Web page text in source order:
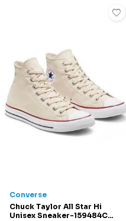
Converse
Chuck Taylor All Star Hi
Unisex Sneaker-159484C